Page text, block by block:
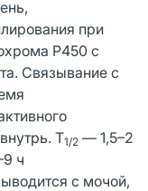
при
Р450 с
Связывание с
T1/2 — 1,5–2
ч
с мочой,